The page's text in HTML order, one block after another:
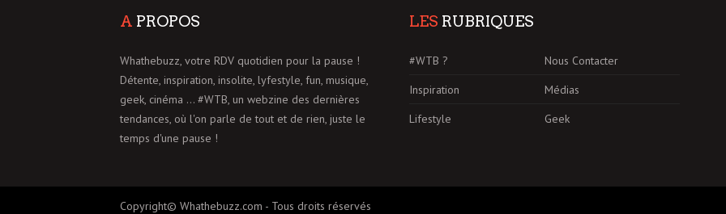
A PROPOS
Whathebuzz, votre RDV quotidien pour la pause !
Détente, inspiration, insolite, lyfestyle, fun, musique,
geek, cinéma ... #WTB, un webzine des dernières
tendances, où l'on parle de tout et de rien, juste le
temps d'une pause !
LES RUBRIQUES
#WTB ?
Nous Contacter
Inspiration
Médias
Lifestyle
Geek
Copyright© Whathebuzz.com - Tous droits réservés